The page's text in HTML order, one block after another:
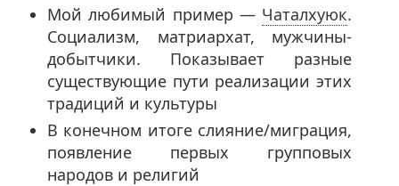
Мой любимый пример — Чаталхуюк.
Социализм, матриархат, мужчины-
добытчики. Показывает разные
существующие пути реализации этих
традиций и культуры
В конечном итоге слияние/миграция,
появление первых групповых
народов и религий